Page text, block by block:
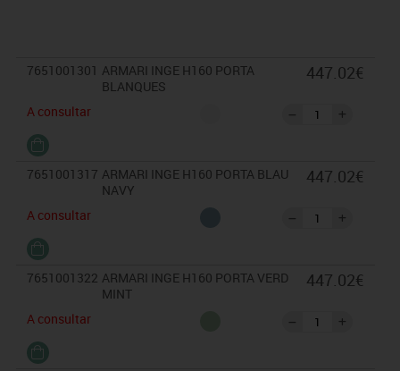
7651001301 ARMARI INGE H160 PORTA
BLANQUES
A consultar
447.02€
7651001317 ARMARI INGE H160 PORTA BLAU
NAVY
A consultar
447.02€
7651001322 ARMARI INGE H160 PORTA VERD
MINT
A consultar
447.02€